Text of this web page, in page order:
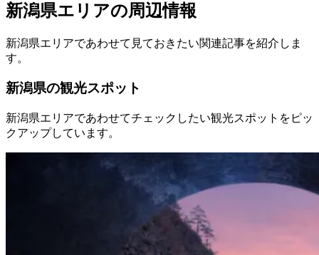
新潟県エリアの周辺情報
新潟県エリアであわせて見ておきたい関連記事を紹介しま
す。
新潟県の観光スポット
新潟県エリアであわせてチェックしたい観光スポットをピッ
クアップしています。